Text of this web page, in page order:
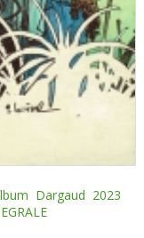
Dargaud 2023